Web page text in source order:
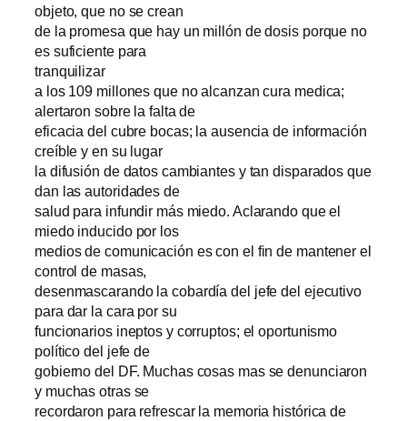
objeto, que no se crean
de la promesa que hay un millón de dosis porque no
es suficiente para
tranquilizar
a los 109 millones que no alcanzan cura medica;
alertaron sobre la falta de
eficacia del cubre bocas; la ausencia de información
creíble y en su lugar
la difusión de datos cambiantes y tan disparados que
dan las autoridades de
salud para infundir más miedo. Aclarando que el
miedo inducido por los
medios de comunicación es con el fin de mantener el
control de masas,
desenmascarando la cobardía del jefe del ejecutivo
para dar la cara por su
funcionarios ineptos y corruptos; el oportunismo
político del jefe de
gobierno del DF. Muchas cosas mas se denunciaron
y muchas otras se
recordaron para refrescar la memoria histórica de